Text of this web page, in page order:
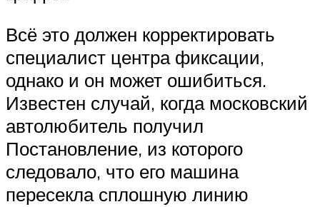
Всё это должен корректировать
специалист центра фиксации,
однако и он может ошибиться.
Известен случай, когда московский
автолюбитель получил
Постановление, из которого
следовало, что его машина
пересекла сплошную линию